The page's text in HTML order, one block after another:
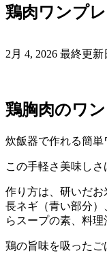
鶏肉ワンプ
2月 4, 2026 最終更新
鶏胸肉のワ
炊飯器で作れる簡単
この手軽さ美味しさ
作り方は、研いだお
長ネギ（青い部分
らスープの素、料理
鶏の旨味を吸った